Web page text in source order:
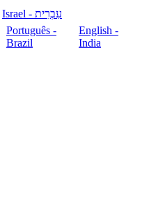
עִבְרִית - Israel
Português -
Brazil
English -
India